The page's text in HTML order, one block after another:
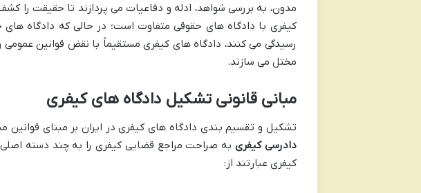
مدون، به بررسی شواهد، ادله و دفاعیات می پردازند تا حقیقت را
کیفری با دادگاه های حقوقی متفاوت است؛ در حالی که دادگاه
رسیدگی می کنند، دادگاه های کیفری مستقیماً با نقض قوانین عمومی
مختل می سازند.
مبانی قانونی تشکیل دادگاه های کیفری
تشکیل و تقسیم بندی دادگاه های کیفری در ایران بر مبنای
دادرسی کیفری به صراحت مراجع قضایی کیفری را به چند دسته
کیفری عبارتند از: